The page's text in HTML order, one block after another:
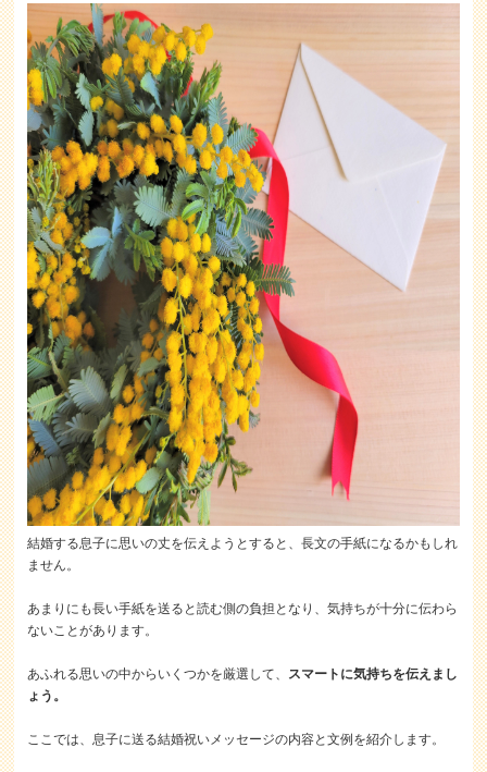
結婚する息子に思いの丈を伝えようとすると、長文の手紙になるかもしれ
ません。
あまりにも長い手紙を送ると読む側の負担となり、気持ちが十分に伝わら
ないことがあります。
あふれる思いの中からいくつかを厳選して、 スマートに気持ちを伝えまし
ょう。
ここでは、息子に送る結婚祝いメッセージの内容と文例を紹介します。